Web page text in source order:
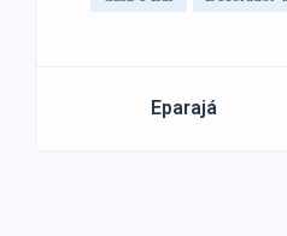
Eparajá